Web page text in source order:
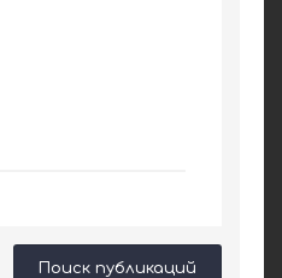
Поиск публикаций